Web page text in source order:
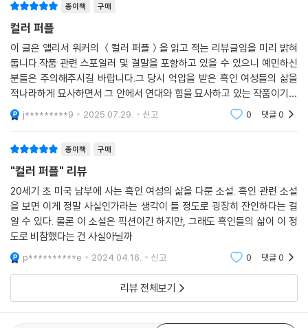
장제, 인종차별, 성차별의 다층적인 억압 상황에 놓인 흑인 여성 ‘셀리’의
삼십여 년에 걸친 인생 역정을 다룬다. 셀리는 아빠에게 여러 차례 강간당
하고 두 아이를 낳기까지 하나 둘 모두 아빠가 어디론가 보내버려 생사조
차 알지 못한다. 이후 아빠의 강요로 학교를 그만둔 뒤, 아내가 세상을 떠나
고 남겨진 아이들을 키워줄 여자를 찾는 ○○ 씨와 결혼한다. 동생 네티와
의 연락도 끊긴 채 ○○ 씨의 아이들을 돌보며 힘든 생활을 이어가던 어느
날 ○○ 씨가 사랑했던 여자 슈그가 집에 와 머물게 되고, 셀리는 그와의 만
남을 통해 서서히 자신이 귀중한 존재, 충만한 신성神性의 일부임을 깨달
『컬러 퍼플』의 주인공 셀리는 남편에게 강간과 학대를 당하고, 그의 연인
에게 사랑을 느꼈던 워커의 할머니를 모델로 고안되었다. 서문에 따르면
이 책은 “영적 포로로 인생을 시작하지만 자신의 용기와 타인의 도움으로
자유를 얻는 사람, 그 과정에서 자신 역시 자연과 마찬가지로 지금껏 멀게
만 느꼈던 신성의 아름다운 표현임을 깨닫는 사람의 힘겨운 여정을 탐
구”하고 있는데, 남편의 연인인 슈그는 셀리로 하여금 고유한 종교적 경험
을 통해 신의 존재를 느낄 수 있게 하고 자신의 섹슈얼리티를 발견하도록
이끄는 인물이다. 그는 셀리가 스스로를 가치 있고 사랑받을 만한 존재로
자각하게 하는 데 핵심적인 역할을 한다. 소설 속에서 두 사람의 사랑은 아
주 자연스럽게 받아들여진다. 인종차별과 성차별이 만연한 현실에서도 섹
종이책 구매
컬러 퍼플
이 글은 앨리서 워커의 ＜컬러 퍼플＞을 읽고 적는 리뷰글임을 미리 밝혀
둡니다.작품 관련 스포일러 및 결말을 포함하고 있을 수 있으니 예민하신
분들은 주의해주시길 바랍니다.그 당시 억압을 받은 흑인 여성들의 삶을
적나라하게 묘사하면서 그 안에서 연대와 힘을 묘사하고 있는 작품이기도
하다.j*********9 2025.07.29. 신고 0 댓글0
종이책 구매
"컬러 퍼플" 리뷰
20세기 초 미국 남부에 사는 흑인 여성의 삶을 다룬 소설. 흑인 관련 소설
을 보면 이게 정말 사실인가라는 생각이 들 정도로 굉장히 잔인하다는 걸
알 수 있다. 물론 이 소설은 픽션이긴 하지만, 그래도 흑인들의 삶이 이 정
도로 비참했다는 건 사실아닐까
p**********e 2024.04.16. 신고 0 댓글0
리뷰 전체보기